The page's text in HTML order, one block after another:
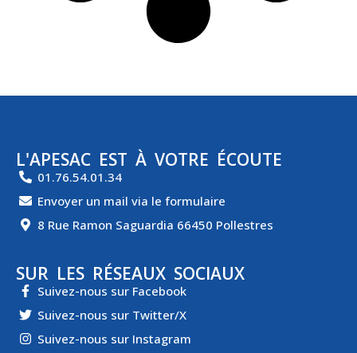
L'APESAC EST À VOTRE ÉCOUTE
01.76.54.01.34
Envoyer un mail via le formulaire
8 Rue Ramon Saguardia 66450 Pollestres
SUR LES RÉSEAUX SOCIAUX
Suivez-nous sur Facebook
Suivez-nous sur Twitter/X
Suivez-nous sur Instagram